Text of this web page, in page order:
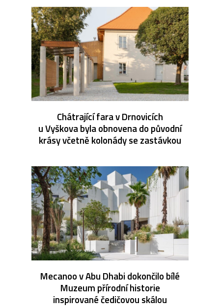
Chátrající fara v Drnovicích
u Vyškova byla obnovena do původní
krásy včetně kolonády se zastávkou
Mecanoo v Abu Dhabi dokončilo bílé
Muzeum přírodní historie
inspirované čedičovou skálou